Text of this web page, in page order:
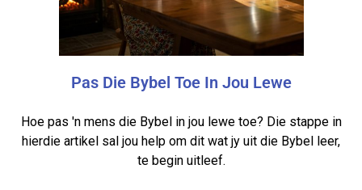
Pas Die Bybel Toe In Jou Lewe
Hoe pas 'n mens die Bybel in jou lewe toe? Die stappe in
hierdie artikel sal jou help om dit wat jy uit die Bybel leer,
te begin uitleef.